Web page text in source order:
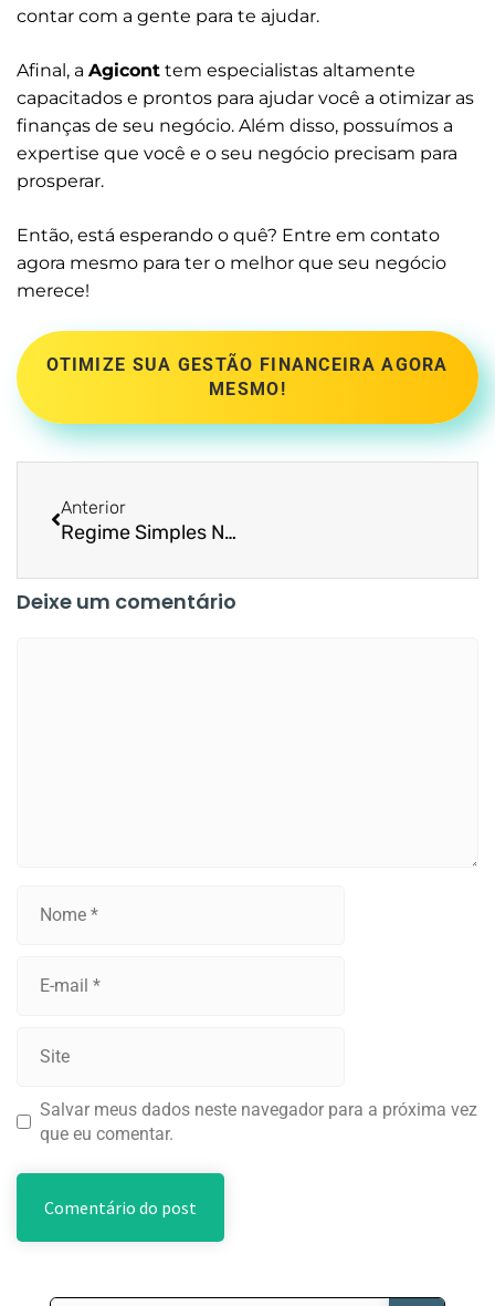
contar com a gente para te ajudar.
Afinal, a Agicont tem especialistas altamente
capacitados e prontos para ajudar você a otimizar as
finanças de seu negócio. Além disso, possuímos a
expertise que você e o seu negócio precisam para
prosperar.
Então, está esperando o quê? Entre em contato
agora mesmo para ter o melhor que seu negócio
merece!
OTIMIZE SUA GESTÃO FINANCEIRA AGORA
MESMO!
Anterior
Regime Simples Nacional: 5 vantagens incríveis
Deixe um comentário
Salvar meus dados neste navegador para a próxima vez
que eu comentar.